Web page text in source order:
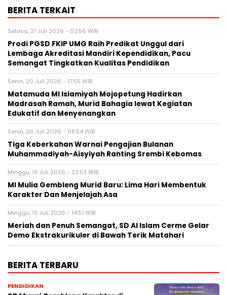
BERITA TERKAIT
Selasa, 21 Juli 2026 - 02:56 WIB
Prodi PGSD FKIP UMG Raih Predikat Unggul dari
Lembaga Akreditasi Mandiri Kependidikan, Pacu
Semangat Tingkatkan Kualitas Pendidikan
Senin, 20 Juli 2026 - 17:55 WIB
Matamuda MI Islamiyah Mojopetung Hadirkan
Madrasah Ramah, Murid Bahagia lewat Kegiatan
Edukatif dan Menyenangkan
Senin, 20 Juli 2026 - 08:54 WIB
Tiga Keberkahan Warnai Pengajian Bulanan
Muhammadiyah-Aisyiyah Ranting Srembi Kebomas
Minggu, 19 Juli 2026 - 23:53 WIB
MI Mulia Gembleng Murid Baru: Lima Hari Membentuk
Karakter Dan Menjelajah Asa
Minggu, 19 Juli 2026 - 14:51 WIB
Meriah dan Penuh Semangat, SD Al Islam Cerme Gelar
Demo Ekstrakurikuler di Bawah Terik Matahari
BERITA TERBARU
PENDIDIKAN